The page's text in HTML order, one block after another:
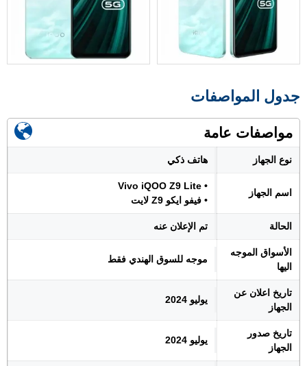
جدول المواصفات
مواصفات عامة
نوع الجهاز هاتف ذكي
اسم الجهاز
• Vivo iQOO Z9 Lite
• فيفو ايكو Z9 لايت
الحالة تم الإعلان عنه
الأسواق الموجه
اليها
موجه للسوق الهندي فقط
تاريخ اعلان عن
الجهاز
يوليو 2024
تاريخ صدور
الجهاز
يوليو 2024